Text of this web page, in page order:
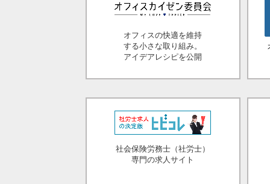
オフィスの快適を維持
する小さな取り組み。
アイデアレシピを公開
社会保険労務士（社労士）
専門の求人サイト